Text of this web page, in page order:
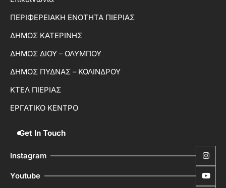
ΠΕΡΙΦΕΡΕΙΑΚΗ ΕΝΟΤΗΤΑ ΠΙΕΡΙΑΣ
ΔΗΜΟΣ ΚΑΤΕΡΙΝΗΣ
ΔΗΜΟΣ ΔΙΟΥ – ΟΛΥΜΠΟΥ
ΔΗΜΟΣ ΠΥΔΝΑΣ – ΚΟΛΙΝΔΡΟΥ
ΚΤΕΛ ΠΙΕΡΙΑΣ
ΕΡΓΑΤΙΚΟ ΚΕΝΤΡΟ
Get In Touch
Instagram
Youtube